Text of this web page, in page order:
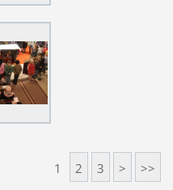
1 2 3 > >>